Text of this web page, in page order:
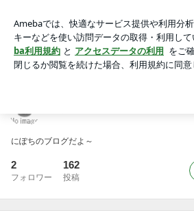
アプリをダウンロードして ブログの更新通知
ょう。
にぽちのブログだよ～
2
フォロワー
162
投稿